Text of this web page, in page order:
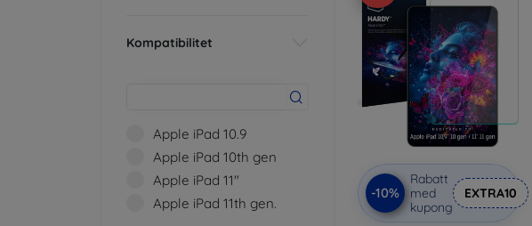
Kompatibilitet
Apple iPad 10.9
Apple iPad 10th gen
Apple iPad 11"
Apple iPad 11th gen.
-10%
Rabatt
med
kupong
EXTRA10